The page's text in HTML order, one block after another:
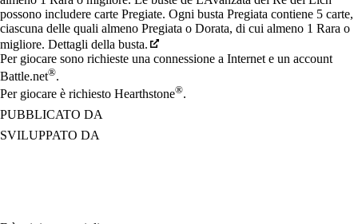
possono includere carte Pregiate. Ogni busta Pregiata contiene 5 carte,
ciascuna delle quali almeno Pregiata o Dorata, di cui almeno 1 Rara o
migliore. Dettagli della busta.
Per giocare sono richieste una connessione a Internet e un account
Battle.net®.
Per giocare è richiesto Hearthstone®.
PUBBLICATO DA
SVILUPPATO DA